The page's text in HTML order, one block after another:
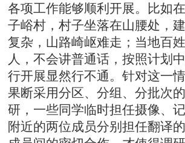
各项工作能够顺利开展。比如
子峪村，村子坐落在山腰处，
复杂，山路崎岖难走；当地百
人，不会讲普通话，按照计划
行开展显然行不通。针对这一
果断采用分区、分组、分批次
研，一些同学临时担任摄像、
附近的两位成员分别担任翻译